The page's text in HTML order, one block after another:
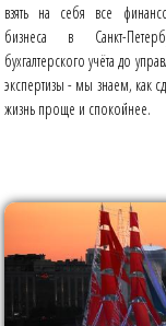
взять на себя все
бизнеса в Санкт-
бухгалтерского учёта до
экспертизы - мы знаем, как
жизнь проще и спокойнее.